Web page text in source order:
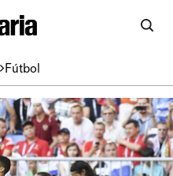
Fútbol